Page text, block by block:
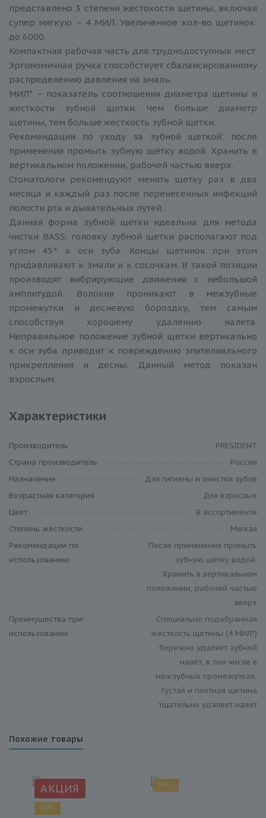
представлено 3 степени жестокости щетины, включая
супер мягкую – 4 МИЛ. Увеличенное кол-во щетинок:
до 6000.
Компактная рабочая часть для труднодоступных мест.
Эргономичная ручка способствует сбалансированному
распределению давления на эмаль.
МИЛ* – показатель соотношения диаметра щетины и
жесткости зубной щетки. Чем больше диаметр
щетины, тем больше жесткость зубной щетки.
Рекомендации по уходу за зубной щеткой: после
применения промыть зубную щётку водой. Хранить в
вертикальном положении, рабочей частью вверх.
Стоматологи рекомендуют менять щетку раз в два
месяца и каждый раз после перенесенных инфекций
полости рта и дыхательных путей.
Данная форма зубной щетки идеальна для метода
чистки BASS: головку зубной щетки располагают под
углом 45° к оси зуба. Концы щетинок при этом
придавливают к эмали и к сосочкам. В такой позиции
производят вибрирующие движения с небольшой
амплитудой. Волокна проникают в межзубные
промежутки и десневую бороздку, тем самым
способствуя хорошему удалению налета.
Неправильное положение зубной щетки вертикально
к оси зуба приводит к повреждению эпителиального
прикрепления и десны. Данный метод показан
взрослым.
Характеристики
Производитель
PRESIDENT
Cтрана производитель
Россия
Назначение
Для гигиены и очистки зубов
Возрастная категория
Для взрослых
Цвет
В ассортименте
Степень жёсткости
Мягкая
Рекомендации по
использованию
После применения промыть
зубную щётку водой.
Хранить в вертикальном
положении, рабочей частью
вверх
Преимущества при
использовании
Специально подобранная
жесткость щетины (4 МИЛ*)
бережно удаляет зубной
налёт, в том числе в
межзубных промежутках.
Густая и плотная щетина
тщательно удаляет налет
Похожие товары
АКЦИЯ
ХИТ
ХИТ